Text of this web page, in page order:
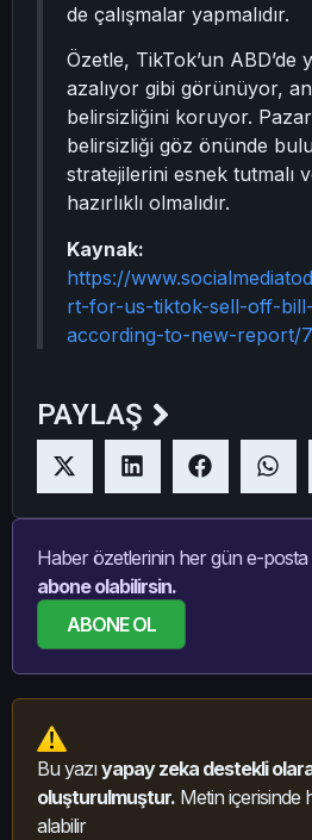
de çalışmalar yapmalıdır.
Özetle, TikTok’un ABD’de
azalıyor gibi görünüyor,
belirsizliğini koruyor.
belirsizliği göz önünde
stratejilerini esnek tutmalı
hazırlıklı olmalıdır.
Kaynak:
https://
rt-for-us-tiktok-sell-off-
according-to-new-report/
PAYLAŞ
Haber özetlerinin her gün e-posta
abone olabilirsin.
ABONE OL
Bu yazıyapay zeka destekli
oluşturulmuştur. Metin içerisinde
alabilir